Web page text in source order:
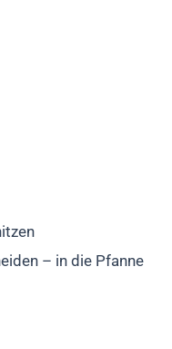
– in die Pfanne